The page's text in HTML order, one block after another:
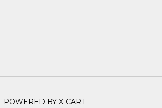
POWERED BY X-CART